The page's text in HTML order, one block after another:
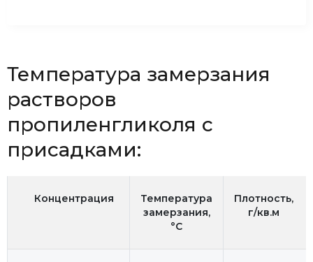
Температура замерзания
растворов
пропиленгликоля с
присадками:
Концентрация
Температура
замерзания,
°C
Плотность,
г/кв.м